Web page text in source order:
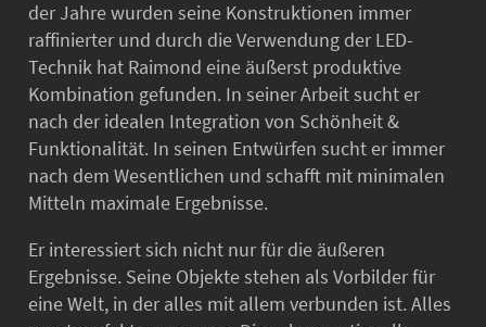
der Jahre wurden seine Konstruktionen immer
raffinierter und durch die Verwendung der LED-
Technik hat Raimond eine äußerst produktive
Kombination gefunden. In seiner Arbeit sucht er
nach der idealen Integration von Schönheit &
Funktionalität. In seinen Entwürfen sucht er immer
nach dem Wesentlichen und schafft mit minimalen
Mitteln maximale Ergebnisse.
Er interessiert sich nicht nur für die äußeren
Ergebnisse. Seine Objekte stehen als Vorbilder für
eine Welt, in der alles mit allem verbunden ist. Alles